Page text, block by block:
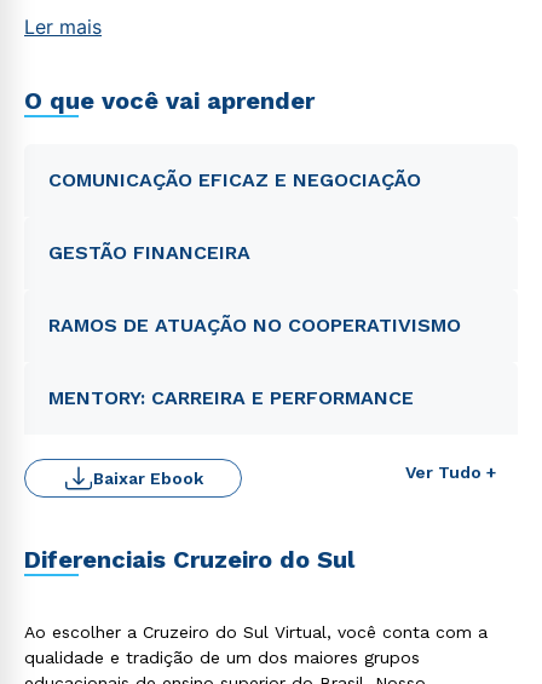
Ler mais
O que você vai aprender
COMUNICAÇÃO EFICAZ E NEGOCIAÇÃO
GESTÃO FINANCEIRA
RAMOS DE ATUAÇÃO NO COOPERATIVISMO
MENTORY: CARREIRA E PERFORMANCE
Ver Tudo +
Baixar Ebook
Diferenciais Cruzeiro do Sul
Ao escolher a Cruzeiro do Sul Virtual, você conta com a
qualidade e tradição de um dos maiores grupos